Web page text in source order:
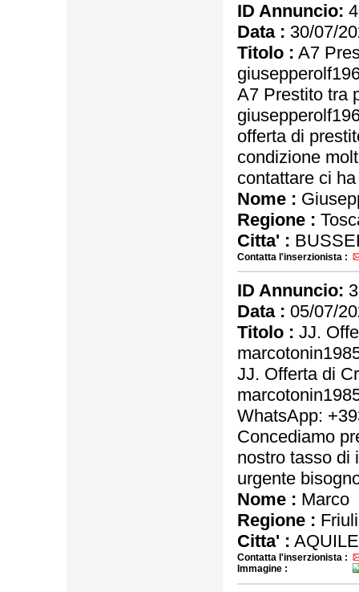
ID Annuncio:
Data : 30/07/
Titolo : A7
A7 Prestito tra
offerta di
condizione
contattare ci
Nome :
Regione :
Citta' :
Contatta l'inserzionista :
ID Annuncio:
Data : 05/07/
Titolo : JJ.
JJ. Offerta di
WhatsApp:
Concediamo
nostro tasso di
urgente
Nome : Marco
Regione :
Citta' :
Contatta l'inserzionista :
Immagine :